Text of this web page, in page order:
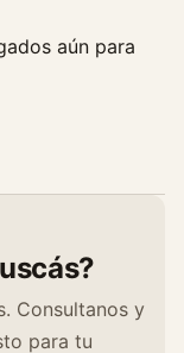
aún para
Consultanos y
para tu